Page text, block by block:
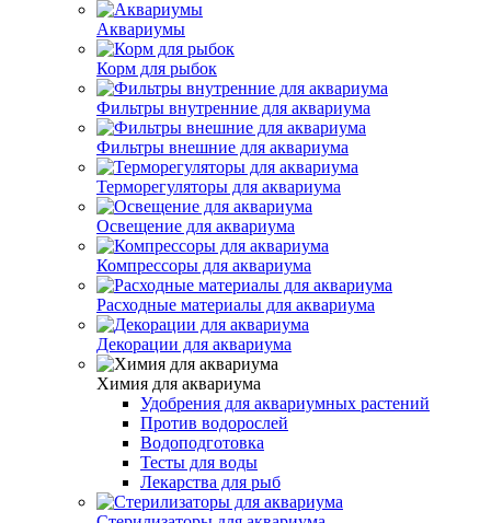
Аквариумы
Корм для рыбок
Фильтры внутренние для аквариума
Фильтры внешние для аквариума
Терморегуляторы для аквариума
Освещение для аквариума
Компрессоры для аквариума
Расходные материалы для аквариума
Декорации для аквариума
Химия для аквариума
Удобрения для аквариумных растений
Против водорослей
Водоподготовка
Тесты для воды
Лекарства для рыб